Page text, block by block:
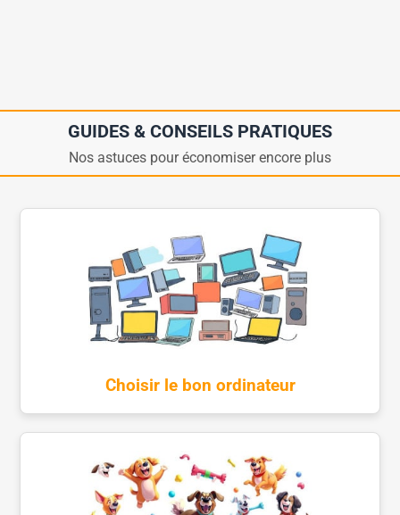
GUIDES & CONSEILS PRATIQUES
Nos astuces pour économiser encore plus
Choisir le bon ordinateur